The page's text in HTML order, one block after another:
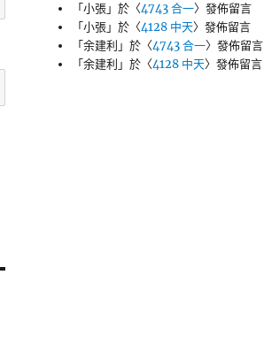
「小張」於〈4743 合一〉發佈留言
「小張」於〈4128 中天〉發佈留言
「余建利 」於〈4743 合一〉發佈留言
「余建利 」於〈4128 中天〉發佈留言